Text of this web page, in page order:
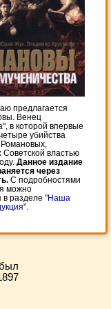
предлагается
Венец
в которой впервые
убийства
властью
Данное издание
через
С подробностями
можно
в разделе "Наша
".
до
в
II и